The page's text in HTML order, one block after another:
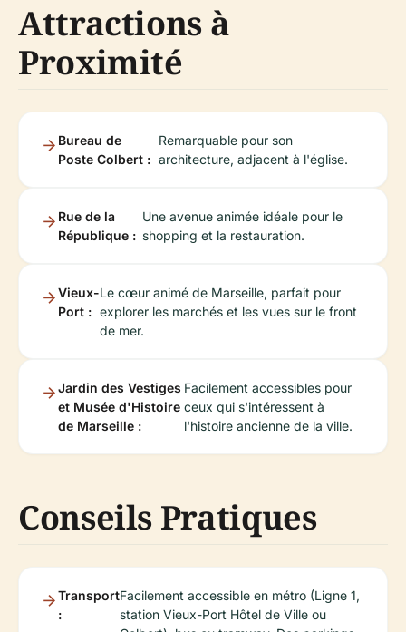
Attractions à
Proximité
Bureau de
Poste Colbert :
Remarquable pour son
architecture, adjacent à l'église.
Rue de la
République :
Une avenue animée idéale pour le
shopping et la restauration.
Vieux-
Port :
Le cœur animé de Marseille, parfait pour
explorer les marchés et les vues sur le front
de mer.
Jardin des Vestiges
et Musée d'Histoire
de Marseille :
Facilement accessibles pour
ceux qui s'intéressent à
l'histoire ancienne de la ville.
Conseils Pratiques
Transport
:
Facilement accessible en métro (Ligne 1,
station Vieux-Port Hôtel de Ville ou